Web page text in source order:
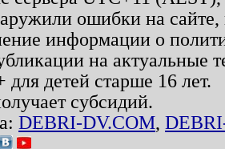
ошибки на
информации о
на актуальные
детей старше 16 лет.
субсидий.
DEBRI-DV.COM,